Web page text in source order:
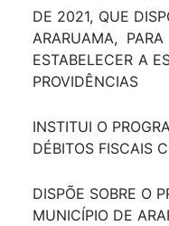
DE 2021, QUE
ARARUAMA,
ESTABELECER A
PROVIDÊNCIAS
INSTITUI O
DÉBITOS FISCAIS
DISPÕE SOBRE O
MUNICÍPIO DE